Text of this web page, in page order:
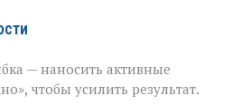
— наносить активные
чтобы усилить результат.